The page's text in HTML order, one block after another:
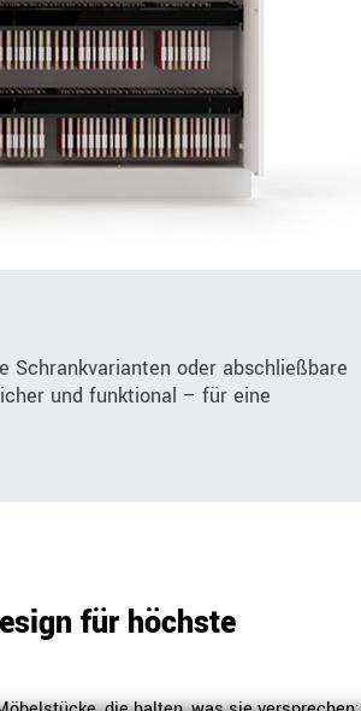
Schrankvarianten oder abschließbare
und funktional – für eine
für höchste